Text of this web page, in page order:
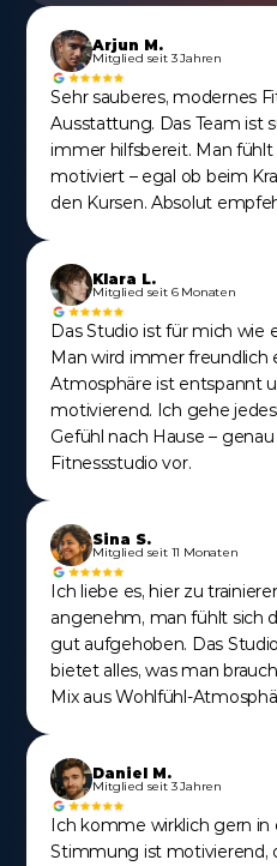
Arjun M.
Mitglied seit 3 Jahren
Sehr sauberes, modernes
Ausstattung. Das Team ist
immer hilfsbereit. Man
motiviert – egal ob beim
den Kursen. Absolut
Klara L.
Mitglied seit 6 Monaten
Das Studio ist für mich wie
Man wird immer freundlich
Atmosphäre ist entspannt
motivierend. Ich gehe
Gefühl nach Hause –
Fitnessstudio vor.
Sina S.
Mitglied seit 11 Monaten
Ich liebe es, hier zu
angenehm, man fühlt sich
gut aufgehoben. Das
bietet alles, was man
Mix aus Wohlfühl-
Daniel M.
Mitglied seit 3 Jahren
Ich komme wirklich gern in
Stimmung ist motivierend,